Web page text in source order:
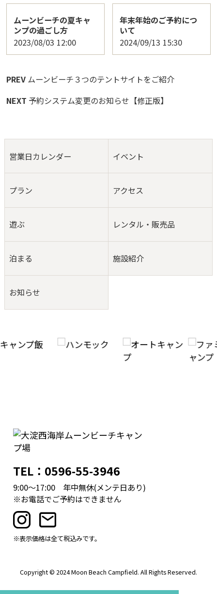
ムーンビーチの夏キャ
ンプの過ごし方
2023/08/03 12:00
年末年始のご予約につ
いて
2024/09/13 15:30
PREV ムーンビーチ３つのテントサイトをご紹介
NEXT 予約システム変更のお知らせ【修正版】
営業日カレンダー イベント
プラン アクセス
遊ぶ レンタル・販売品
泊まる 施設紹介
お知らせ
TEL：0596-55-3946
9:00～17:00 年中無休(メンテ日あり)
※お電話でご予約はできません
※表示価格は全て税込みです。
Copyright © 2024 Moon Beach Campfield. All Rights Reserved.